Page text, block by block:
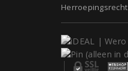
Herroepingsrecht